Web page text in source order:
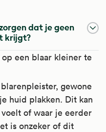
middel.
en om
wordt ook
infecties,
op
middel. Het
te ontsmetten.
dat je geen
krijgt?
een blaar kleiner te
gewone
huid plakken. Dit kan
of waar je eerder
is onzeker of dit